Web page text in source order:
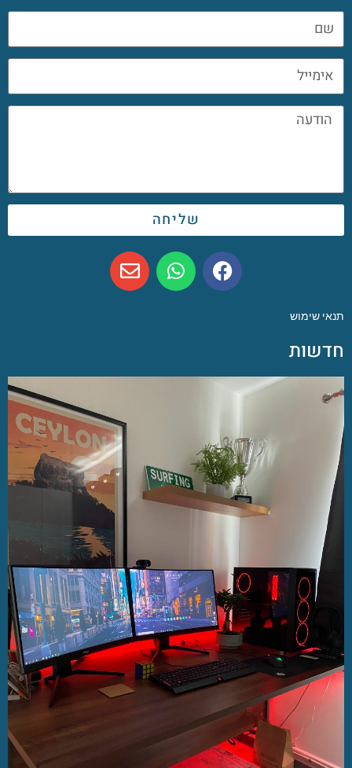
שליחה
תנאי שימוש
חדשות